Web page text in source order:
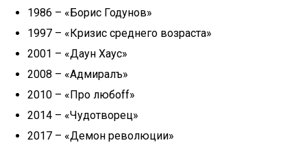
1986 – «Борис Годунов»
1997 – «Кризис среднего возраста»
2001 – «Даун Хаус»
2008 – «Адмиралъ»
2010 – «Про любоff»
2014 – «Чудотворец»
2017 – «Демон революции»